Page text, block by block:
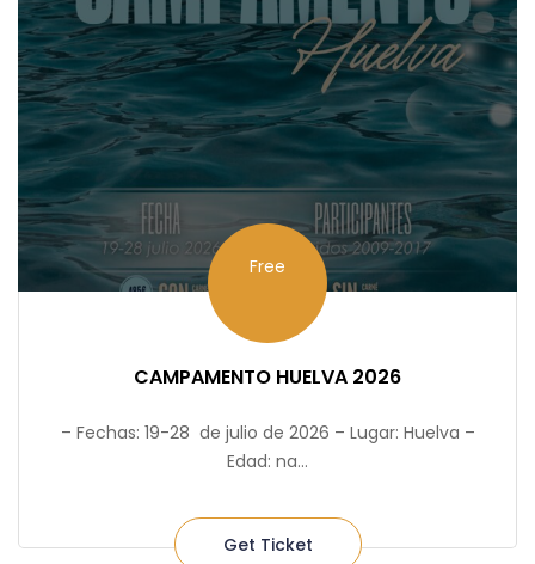
Free
CAMPAMENTO HUELVA 2026
– Fechas: 19-28 de julio de 2026 – Lugar: Huelva –
Edad: na...
Get Ticket